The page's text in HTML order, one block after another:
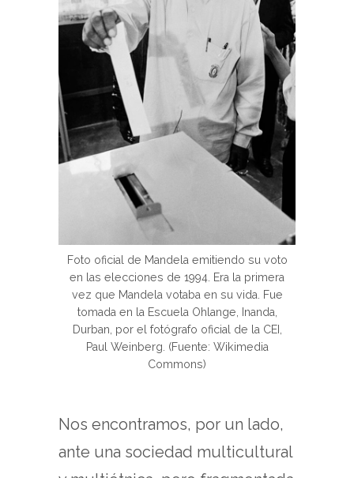
Foto oficial de Mandela emitiendo su voto
en las elecciones de 1994. Era la primera
vez que Mandela votaba en su vida. Fue
tomada en la Escuela Ohlange, Inanda,
Durban, por el fotógrafo oficial de la CEI,
Paul Weinberg. (Fuente: Wikimedia
Commons)
Nos encontramos, por un lado,
ante una sociedad multicultural